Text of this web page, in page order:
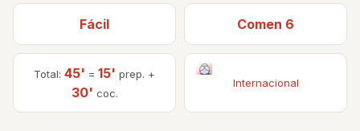
Fácil Comen 6
Total: 45' = 15' prep. +
30' coc.
Internacional